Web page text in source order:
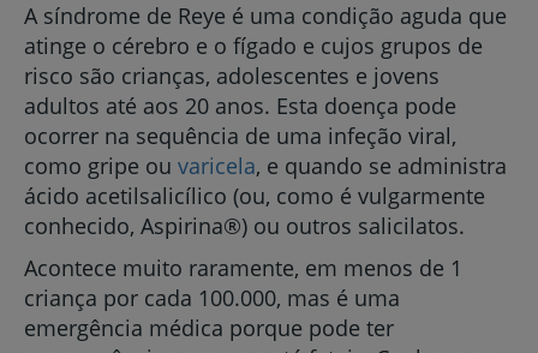
A síndrome de Reye é uma condição aguda que
atinge o cérebro e o fígado e cujos grupos de
risco são crianças, adolescentes e jovens
adultos até aos 20 anos. Esta doença pode
ocorrer na sequência de uma infeção viral,
como gripe ou varicela, e quando se administra
ácido acetilsalicílico (ou, como é vulgarmente
conhecido, Aspirina®) ou outros salicilatos.
Acontece muito raramente, em menos de 1
criança por cada 100.000, mas é uma
emergência médica porque pode ter